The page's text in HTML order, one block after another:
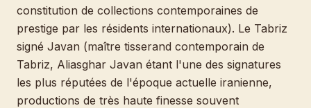
constitution de collections contemporaines de
prestige par les résidents internationaux). Le Tabriz
signé Javan (maître tisserand contemporain de
Tabriz, Aliasghar Javan étant l'une des signatures
les plus réputées de l'époque actuelle iranienne,
productions de très haute finesse souvent